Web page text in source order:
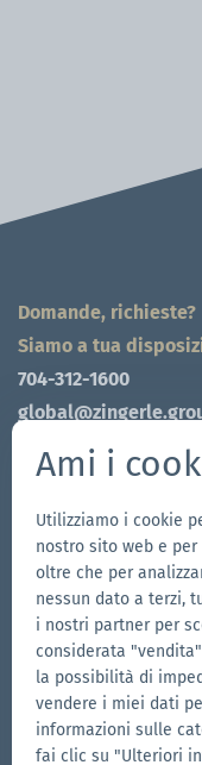
Domande, richieste?
Siamo a tua
704-312-1600
Vai
alla
Facebook
Vai
alla
pagina
Instagram
Seguici
su
YouTube
I nostri brand
Vai
al
al
Ami i
Utilizziamo i cookie
nostro sito web e
oltre che per
nessun dato a terzi,
i nostri partner per
considerata
la possibilità di
vendere i miei dati
informazioni sulle
fai clic su "Ulteriori